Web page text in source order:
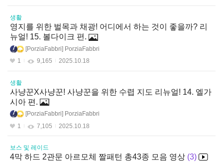
생활
영지를 위한 벌목과 채광! 어디에서 하는 것이 좋을까? 리
뉴얼! 15. 볼다이크 편.
PorziaFabbri PorziaFabbri
1
9,165 2025.10.18
생활
사냥꾼X사냥꾼! 사냥꾼을 위한 수렵 지도 리뉴얼! 14. 엘가
시아 편.
PorziaFabbri
PorziaFabbri
1
7,105 2025.10.18
보스 및 레이드
4막 하드 2관문 아르모체 짤패턴 총43종 모음 영상 3